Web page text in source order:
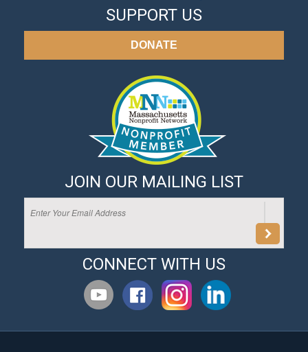
SUPPORT US
DONATE
JOIN OUR MAILING LIST
CONNECT WITH US